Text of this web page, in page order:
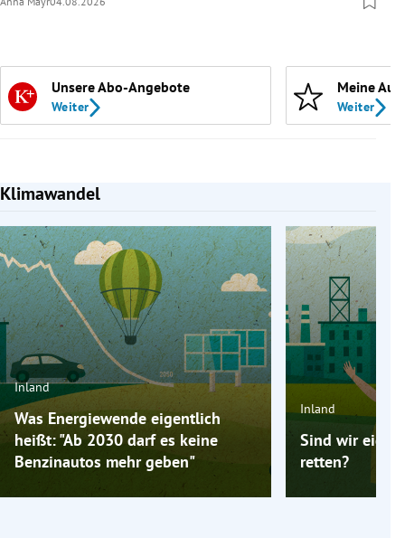
Unsere Abo-Angebote
Weiter
Meine
Weiter
Klimawandel
Slide 1 von 4
Inland
Was Energiewende eigentlich
heißt: "Ab 2030 darf es keine
Benzinautos mehr geben"
Inland
Sind wir
retten?